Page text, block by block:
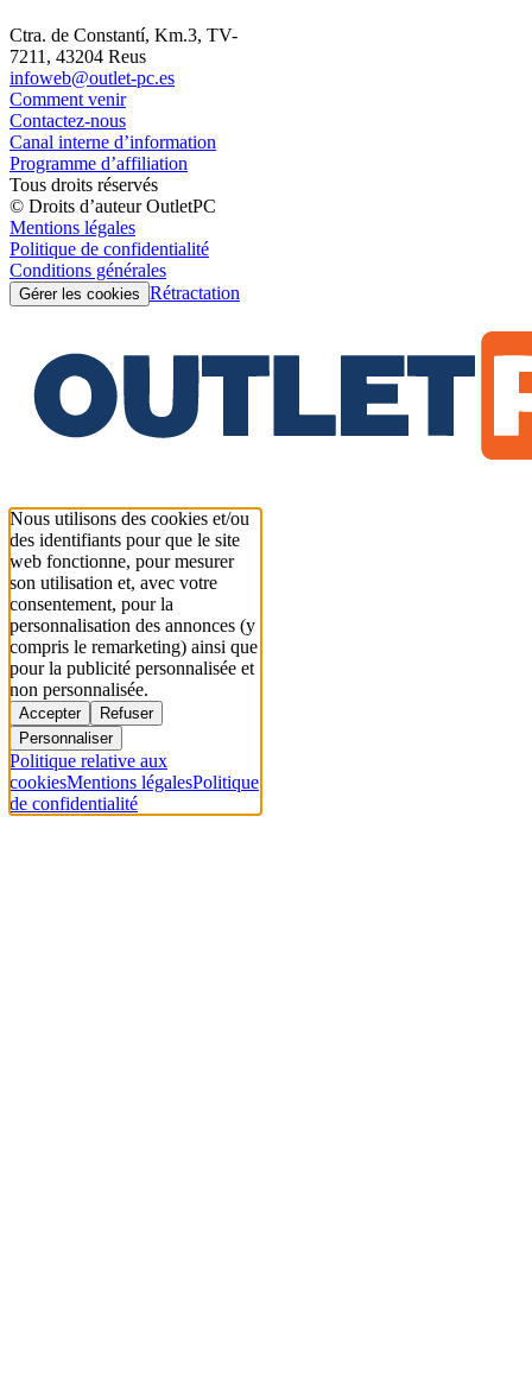
Ctra. de Constantí, Km.3, TV-
7211, 43204 Reus
infoweb@outlet-pc.es
Comment venir
Contactez-nous
Canal interne d’information
Programme d’affiliation
Tous droits réservés
© Droits d’auteur OutletPC
Mentions légales
Politique de confidentialité
Conditions générales
Gérer les cookies Rétractation
Nous utilisons des cookies et/ou
des identifiants pour que le site
web fonctionne, pour mesurer
son utilisation et, avec votre
consentement, pour la
personnalisation des annonces (y
compris le remarketing) ainsi que
pour la publicité personnalisée et
non personnalisée.
Accepter
Refuser
Personnaliser
Politique relative aux
cookiesMentions légalesPolitique
de confidentialité